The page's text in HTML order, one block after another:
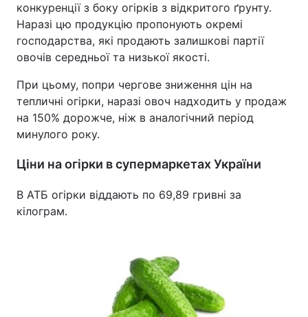
конкуренції з боку огірків з відкритого ґрунту.
Наразі цю продукцію пропонують окремі
господарства, які продають залишкові партії
овочів середньої та низької якості.
При цьому, попри чергове зниження цін на
тепличні огірки, наразі овоч надходить у продаж
на 150% дорожче, ніж в аналогічний період
минулого року.
Ціни на огірки в супермаркетах України
В АТБ огірки віддають по 69,89 гривні за
кілограм.